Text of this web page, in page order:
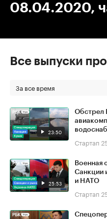
08.04.2020,
Все выпуски
За все время
23:50
Обстрел
Стартап
25:53
Военная
Санкции
и НАТО
Стартап